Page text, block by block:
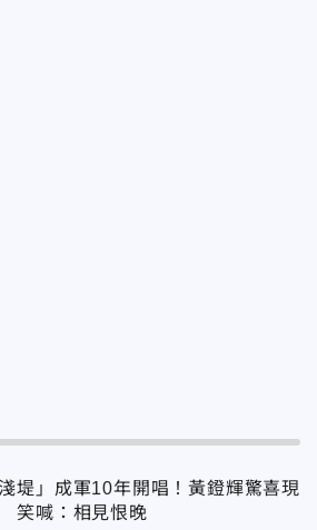
堤」成軍10年開唱！黃鐙輝驚喜現
笑喊：相見恨晚